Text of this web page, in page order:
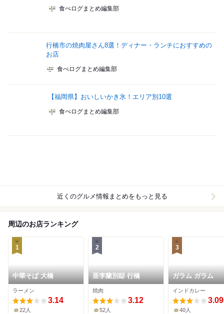
食べログまとめ編集部
行橋市の焼肉屋さん8選！ディナー・ランチにおすすめの
お店
食べログまとめ編集部
【福岡県】おいしいかき氷！エリア別10選
食べログまとめ編集部
近くのグルメ情報まとめをもっと見る
周辺のお店ランキング
1
中華そば 大橋
ラーメン
3.14
22人
2
亜李蘭別邸 行橋
焼肉
3.12
52人
3
ガラム ガラム
インドカレー
3.09
40人